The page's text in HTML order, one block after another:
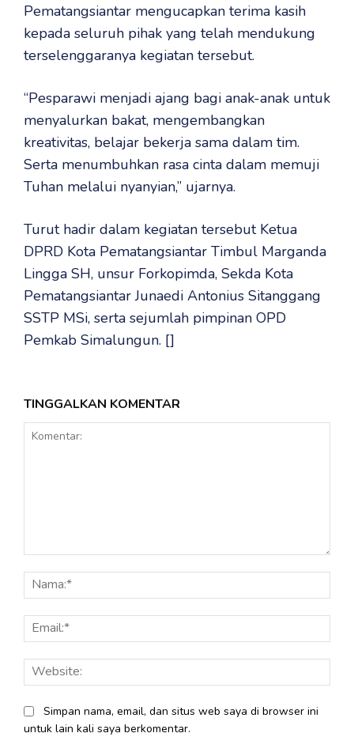
Pematangsiantar mengucapkan terima kasih
kepada seluruh pihak yang telah mendukung
terselenggaranya kegiatan tersebut.
“Pesparawi menjadi ajang bagi anak-anak untuk
menyalurkan bakat, mengembangkan
kreativitas, belajar bekerja sama dalam tim.
Serta menumbuhkan rasa cinta dalam memuji
Tuhan melalui nyanyian,” ujarnya.
Turut hadir dalam kegiatan tersebut Ketua
DPRD Kota Pematangsiantar Timbul Marganda
Lingga SH, unsur Forkopimda, Sekda Kota
Pematangsiantar Junaedi Antonius Sitanggang
SSTP MSi, serta sejumlah pimpinan OPD
Pemkab Simalungun. []
TINGGALKAN KOMENTAR
Simpan nama, email, dan situs web saya di browser ini
untuk lain kali saya berkomentar.